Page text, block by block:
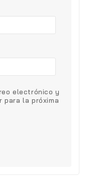
electrónico y
para la próxima